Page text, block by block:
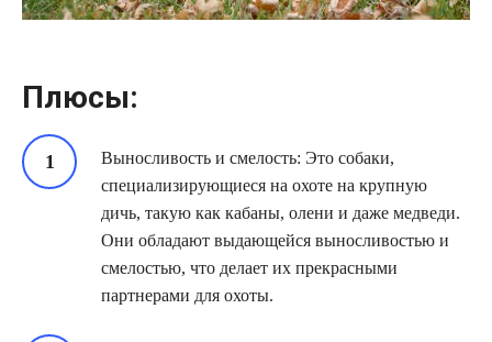
Плюсы:
Выносливость и смелость: Это собаки,
специализирующиеся на охоте на крупную
дичь, такую как кабаны, олени и даже медведи.
Они обладают выдающейся выносливостью и
смелостью, что делает их прекрасными
партнерами для охоты.